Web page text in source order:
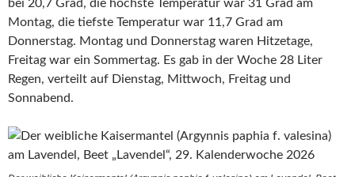
bei 20,7 Grad, die höchste Temperatur war 31 Grad am
Montag, die tiefste Temperatur war 11,7 Grad am
Donnerstag. Montag und Donnerstag waren Hitzetage,
Freitag war ein Sommertag. Es gab in der Woche 28 Liter
Regen, verteilt auf Dienstag, Mittwoch, Freitag und
Sonnabend.